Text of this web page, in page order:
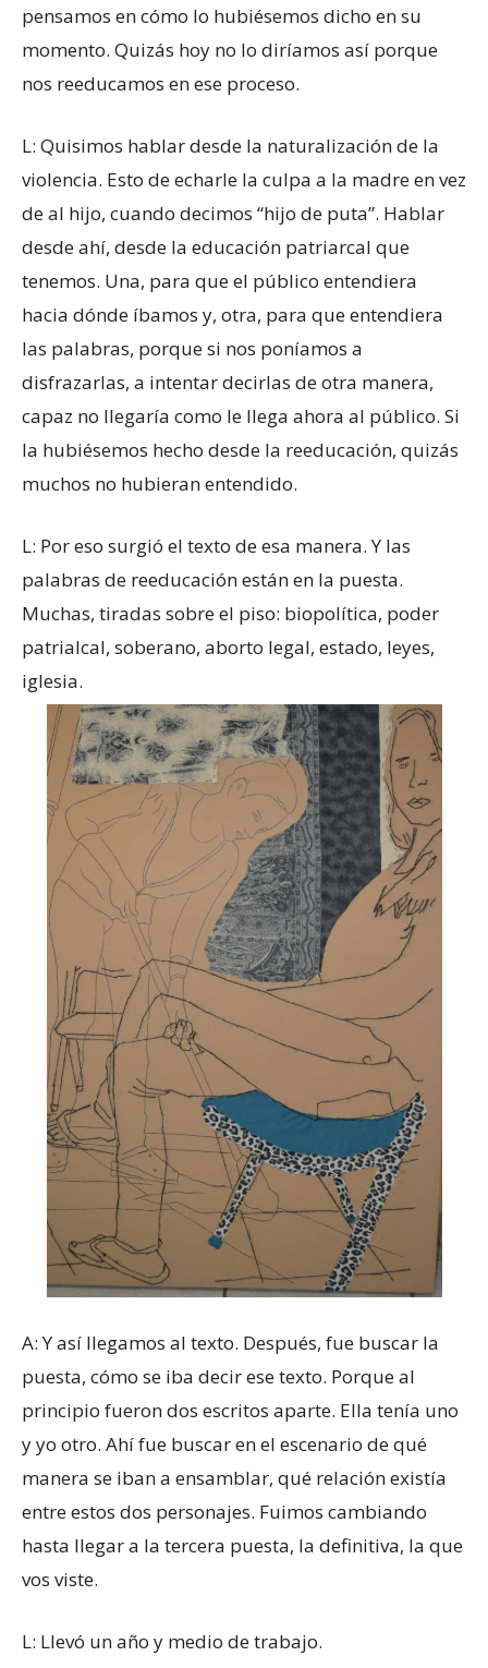
pensamos en cómo lo hubiésemos dicho en su
momento. Quizás hoy no lo diríamos así porque
nos reeducamos en ese proceso.
L: Quisimos hablar desde la naturalización de la
violencia. Esto de echarle la culpa a la madre en vez
de al hijo, cuando decimos “hijo de puta”. Hablar
desde ahí, desde la educación patriarcal que
tenemos. Una, para que el público entendiera
hacia dónde íbamos y, otra, para que entendiera
las palabras, porque si nos poníamos a
disfrazarlas, a intentar decirlas de otra manera,
capaz no llegaría como le llega ahora al público. Si
la hubiésemos hecho desde la reeducación, quizás
muchos no hubieran entendido.
L: Por eso surgió el texto de esa manera. Y las
palabras de reeducación están en la puesta.
Muchas, tiradas sobre el piso: biopolítica, poder
patrialcal, soberano, aborto legal, estado, leyes,
iglesia.
A: Y así llegamos al texto. Después, fue buscar la
puesta, cómo se iba decir ese texto. Porque al
principio fueron dos escritos aparte. Ella tenía uno
y yo otro. Ahí fue buscar en el escenario de qué
manera se iban a ensamblar, qué relación existía
entre estos dos personajes. Fuimos cambiando
hasta llegar a la tercera puesta, la definitiva, la que
vos viste.
L: Llevó un año y medio de trabajo.